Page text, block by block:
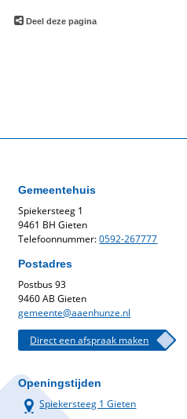
Deel deze pagina
Gemeentehuis
Spiekersteeg 1
9461 BH Gieten
Telefoonnummer:0592-267777
Postadres
Postbus 93
9460 AB Gieten
gemeente@aaenhunze.nl
Direct een afspraak maken
Openingstijden
Spiekersteeg 1 Gieten